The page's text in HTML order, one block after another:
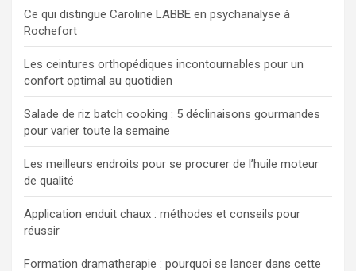
Ce qui distingue Caroline LABBE en psychanalyse à
Rochefort
Les ceintures orthopédiques incontournables pour un
confort optimal au quotidien
Salade de riz batch cooking : 5 déclinaisons gourmandes
pour varier toute la semaine
Les meilleurs endroits pour se procurer de l’huile moteur
de qualité
Application enduit chaux : méthodes et conseils pour
réussir
Formation dramatherapie : pourquoi se lancer dans cette